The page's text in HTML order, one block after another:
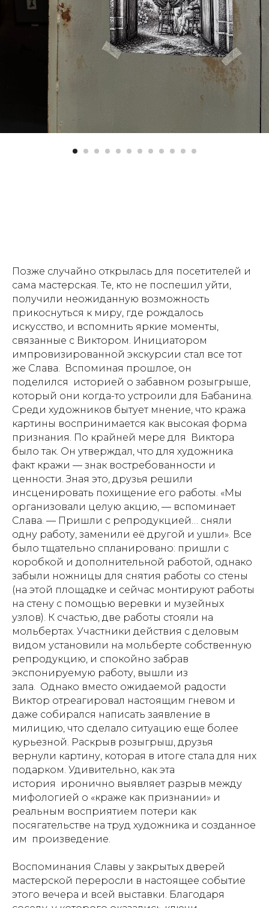
Позже случайно открылась для посетителей и
сама мастерская. Те, кто не поспешил уйти,
получили неожиданную возможность
прикоснуться к миру, где рождалось
искусство, и вспомнить яркие моменты,
связанные с Виктором. Инициатором
импровизированной экскурсии стал все тот
же Слава. Вспоминая прошлое, он
поделился историей о забавном розыгрыше,
который они когда-то устроили для Бабанина.
Среди художников бытует мнение, что кража
картины воспринимается как высокая форма
признания. По крайней мере для Виктора
было так. Он утверждал, что для художника
факт кражи — знак востребованности и
ценности. Зная это, друзья решили
инсценировать похищение его работы. «Мы
организовали целую акцию, — вспоминает
Слава. — Пришли с репродукцией… сняли
одну работу, заменили её другой и ушли». Все
было тщательно спланировано: пришли с
коробкой и дополнительной работой, однако
забыли ножницы для снятия работы со стены
(на этой площадке и сейчас монтируют работы
на стену с помощью веревки и музейных
узлов). К счастью, две работы стояли на
мольбертах. Участники действия с деловым
видом установили на мольберте собственную
репродукцию, и спокойно забрав
экспонируемую работу, вышли из
зала. Однако вместо ожидаемой радости
Виктор отреагировал настоящим гневом и
даже собирался написать заявление в
милицию, что сделало ситуацию еще более
курьезной. Раскрыв розыгрыш, друзья
вернули картину, которая в итоге стала для них
подарком. Удивительно, как эта
история иронично выявляет разрыв между
мифологией о «краже как признании» и
реальным восприятием потери как
посягательстве на труд художника и созданное
им произведение.
Воспоминания Славы у закрытых дверей
мастерской переросли в настоящее событие
этого вечера и всей выставки. Благодаря